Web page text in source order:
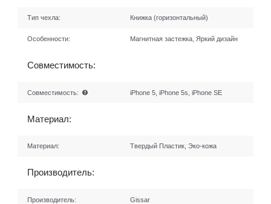
Тип чехла: Книжка (горизонтальный)
Особенности: Магнитная застежка, Яркий дизайн
Совместимость:
Совместимость: iPhone 5, iPhone 5s, iPhone SE
Материал:
Материал: Твердый Пластик, Эко-кожа
Производитель:
Производитель: Gissar